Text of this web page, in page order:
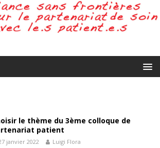
le thème du 3ème colloque de
patient
janvier 2022 Luigi Flora